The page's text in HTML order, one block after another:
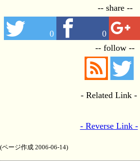
-- share --
0 0
-- follow --
- Related Link -
- Reverse Link -
(ページ作成 2006-06-14)